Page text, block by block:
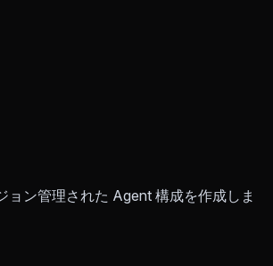
ョン管理された Agent 構成を作成しま